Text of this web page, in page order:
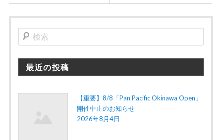
検
索
最近の投稿
【重要】8/8「Pan Pacific Okinawa Open」
開催中止のお知らせ
2026年8月4日